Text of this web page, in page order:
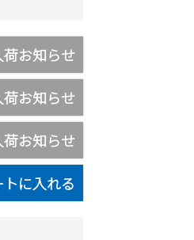
お知らせ
お知らせ
お知らせ
トに入れる